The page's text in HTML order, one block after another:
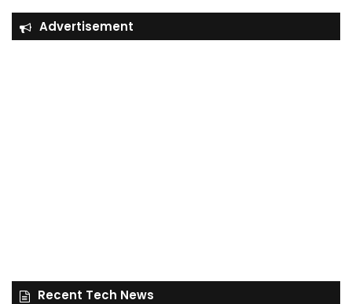
Advertisement
Recent Tech News